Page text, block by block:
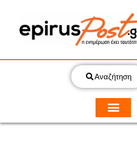
Αναζήτηση